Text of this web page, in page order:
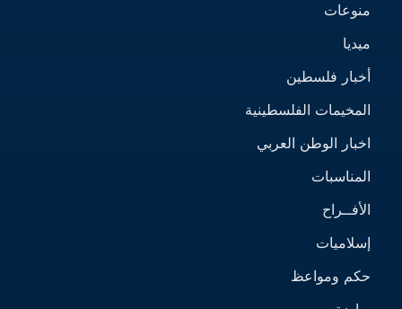
منوعات
ميديا
أخبار فلسطين
المخيمات الفلسطينية
اخبار الوطن العربي
المناسبات
الأفــراح
إسلاميات
حكم ومواعظ